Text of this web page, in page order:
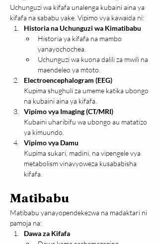
Uchunguzi wa kifafa unalenga kubaini aina ya
kifafa na sababu yake. Vipimo vya kawaida ni:
Historia na Uchunguzi wa Kimatibabu
Historia ya kifafa na mambo
yanayochochea.
Uchunguzi wa kuona dalili za mwili na
maendeleo ya mtoto.
Electroencephalogram (EEG)
Kupima shughuli za umeme katika ubongo
na kubaini aina ya kifafa.
Vipimo vya Imaging (CT/MRI)
Kubaini uharibifu wa ubongo au matatizo
ya kimuundo.
Vipimo vya Damu
Kupima sukari, madini, na vipengele vya
metabolism vinavyoweza kusababisha
kifafa.
Matibabu
Matibabu yanayopendekezwa na madaktari ni
pamoja na:
Dawa za Kifafa